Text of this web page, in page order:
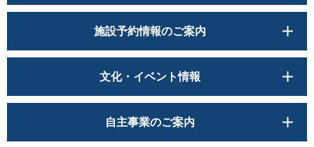
施設予約情報のご案内
文化・イベント情報
自主事業のご案内